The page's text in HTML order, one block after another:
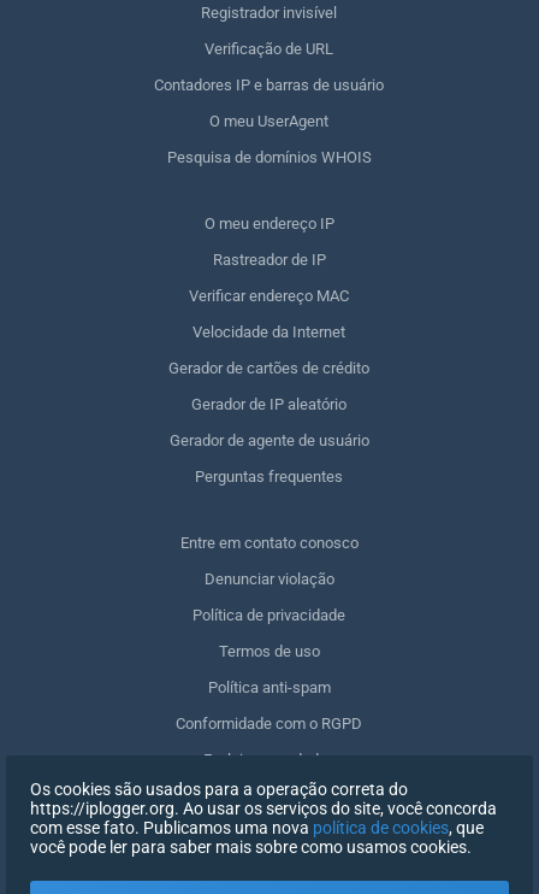
Registrador invisível
Verificação de URL
Contadores IP e barras de usuário
O meu UserAgent
Pesquisa de domínios WHOIS
O meu endereço IP
Rastreador de IP
Verificar endereço MAC
Velocidade da Internet
Gerador de cartões de crédito
Gerador de IP aleatório
Gerador de agente de usuário
Perguntas frequentes
Entre em contato conosco
Denunciar violação
Política de privacidade
Termos de uso
Política anti-spam
Conformidade com o RGPD
Excluir meus dados
Retirar o consentimento
Os cookies são usados para a operação correta do
https://iplogger.org. Ao usar os serviços do site, você concorda
com esse fato. Publicamos uma nova política de cookies, que
você pode ler para saber mais sobre como usamos cookies.